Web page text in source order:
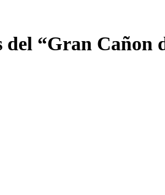
del “Gran Cañon